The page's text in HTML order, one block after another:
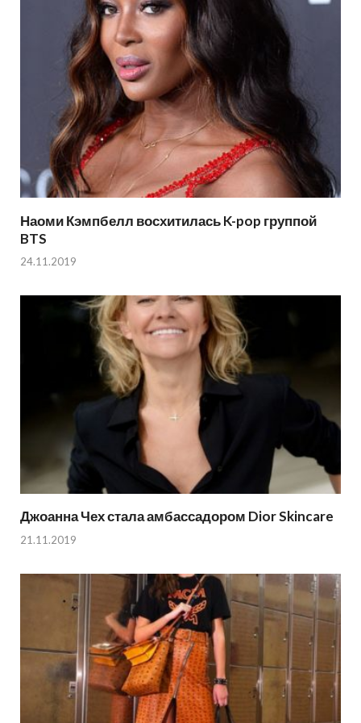
Наоми Кэмпбелл восхитилась K-pop группой
BTS
24.11.2019
Джоанна Чех стала амбассадором Dior Skincare
21.11.2019